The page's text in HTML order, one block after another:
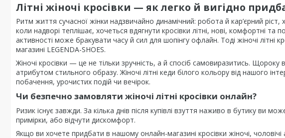
Літні жіночі кросівки — як легко й вигідно
Ритм життя сучасної жінки надзвичайно динамічний: робота й кар’єрний
коли надворі теплішає, хочеться вдягнути кросівки літні, нові, комфортні та
активності може бракувати часу й сил для шопінгу офлайн. Тоді жіночі літні
магазині LEGENDA-SHOES.
Жіночі кросівки — це не тільки зручність, а й спосіб самовиразитись.
атрибутом стильного образу. Жіночі літні кеди білого кольору від нашого
побачення, урочистих подій чи вечірок.
Чи безпечно замовляти жіночі літні кросівки онлайн?
Ризик існує завжди. За кілька днів після купівлі взуття наживо в бутику ви
примірки, або відчути дискомфорт.
Якщо ви хочете придбати в нашому онлайн-магазині кросівки жіночі,